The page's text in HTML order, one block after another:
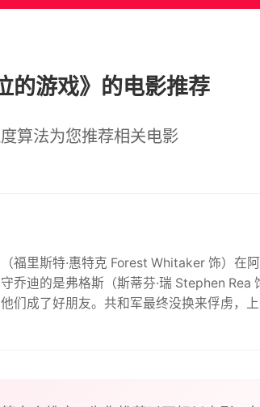
的游戏》的电影推荐
算法为您推荐相关电影
福里斯特·惠特克 Forest Whitaker 饰）在
乔迪的是弗格斯（斯蒂芬·瑞 Stephen Rea
们成了好朋友。共和军最终没换来俘虏，
友迪尔的照片，告诉弗格斯可以去伦敦找